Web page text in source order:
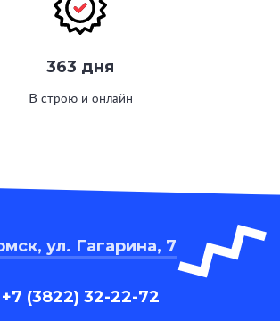
363 дня
В строю и онлайн
ул. Гагарина, 7
+7 (3822) 32-22-72